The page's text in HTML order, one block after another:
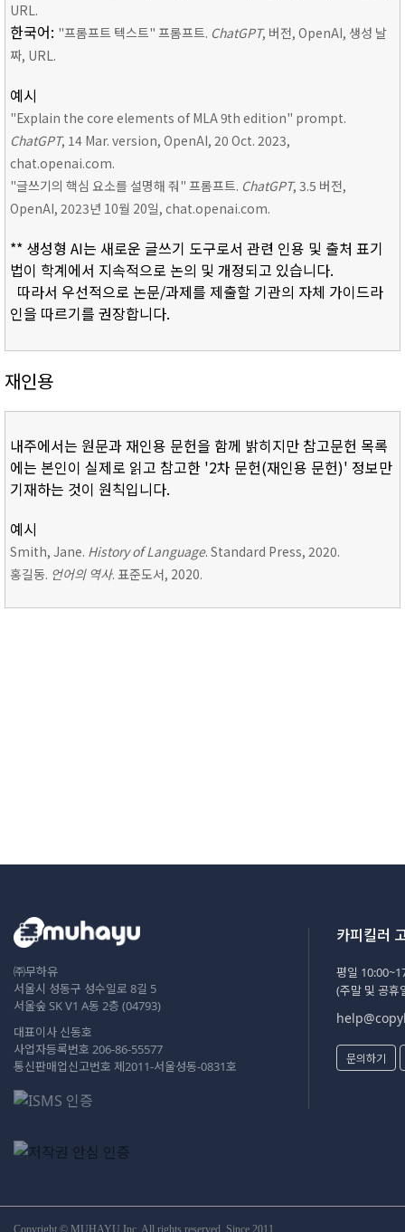
URL.
한국어: "프롬프트 텍스트" 프롬프트. ChatGPT, 버전, OpenAI, 생성 날
짜, URL.
예시
"Explain the core elements of MLA 9th edition" prompt.
ChatGPT, 14 Mar. version, OpenAI, 20 Oct. 2023,
chat.openai.com.
"글쓰기의 핵심 요소를 설명해 줘" 프롬프트. ChatGPT, 3.5 버전,
OpenAI, 2023년 10월 20일, chat.openai.com.
** 생성형 AI는 새로운 글쓰기 도구로서 관련 인용 및 출처 표기
법이 학계에서 지속적으로 논의 및 개정되고 있습니다.
따라서 우선적으로 논문/과제를 제출할 기관의 자체 가이드라
인을 따르기를 권장합니다.
재인용
내주에서는 원문과 재인용 문헌을 함께 밝히지만 참고문헌 목록
에는 본인이 실제로 읽고 참고한 '2차 문헌(재인용 문헌)' 정보만
기재하는 것이 원칙입니다.
예시
Smith, Jane. History of Language. Standard Press, 2020.
홍길동. 언어의 역사. 표준도서, 2020.
㈜무하유
서울시 성동구 성수일로 8길 5
서울숲 SK V1 A동 2층 (04793)
대표이사 신동호
사업자등록번호 206-86-55577
통신판매업신고번호 제2011-서울성동-0831호
카피킬러
평일
(주말 및 공휴
문의하기
Copyright © MUHAYU Inc. All rights reserved. Since 2011